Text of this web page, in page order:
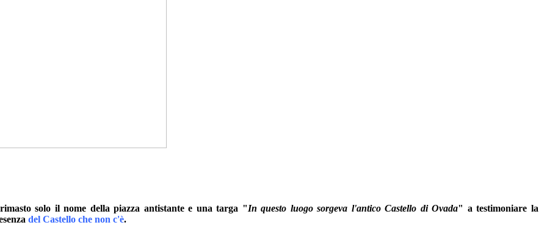
solo il nome della piazza antistante e una targa "In questo luogo sorgeva l'antico Castello di Ovada" a testimoniare la
del Castello che non c'è.